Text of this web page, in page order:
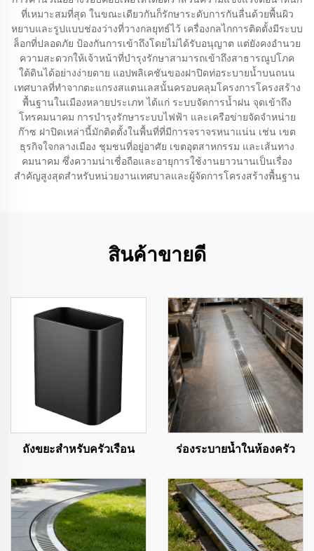
ที่เหมาะสมที่สุด ในขณะเดียวกันก็รักษาระดับการกันลื่นด้วยพื้นผิว
หยาบและรูปแบบช่องว่างที่วางกลยุทธ์ไว้ เครื่องกลไกการติดตั้งมีระบบ
ล็อกที่ปลอดภัย ป้องกันการเข้าถึงโดยไม่ได้รับอนุญาต แต่ยังคงอำนวย
ความสะดวกให้เจ้าหน้าที่บำรุงรักษาสามารถเข้าถึงสาธารณูปโภค
ใต้ดินได้อย่างง่ายดาย แอปพลิเคชันของฝาปิดท่อระบายน้ำบนถนน
เทศบาลที่ทำจากตะแกรงสแตนเลสนั้นครอบคลุมโครงการโครงสร้าง
พื้นฐานในเมืองหลายประเภท ได้แก่ ระบบจัดการน้ำฝน จุดเข้าถึง
โทรคมนาคม การบำรุงรักษาระบบไฟฟ้า และเครือข่ายจัดจำหน่าย
ก๊าซ ฝาปิดเหล่านี้มักติดตั้งในพื้นที่ที่มีการจราจรหนาแน่น เช่น เขต
ธุรกิจใจกลางเมือง ชุมชนที่อยู่อาศัย เขตอุตสาหกรรม และเส้นทาง
คมนาคม ซึ่งความน่าเชื่อถือและอายุการใช้งานยาวนานเป็นเรื่อง
สำคัญสูงสุดสำหรับหน่วยงานเทศบาลและผู้จัดการโครงสร้างพื้นฐาน
สินค้าขายดี
ถังขยะสำหรับครัวเรือน ร่องระบายน้ำในห้องครัว